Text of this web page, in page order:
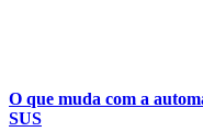
O que muda com a
SUS